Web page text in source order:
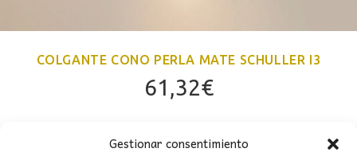
Gestionar consentimiento
COLGANTE CONO PERLA MATE SCHULLER I3
61,32€